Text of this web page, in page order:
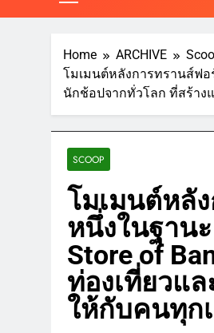
Home ARCHIVE
โมเมนต์หลังการทรานส์ฟอ
นักช้อปจากทั่วโลก ที่สร้าง
SCOOP
โมเมนต์หลั
หนึ่งในฐาน
Store of
ท่องเที่ยวแ
ให้กับคนทุก